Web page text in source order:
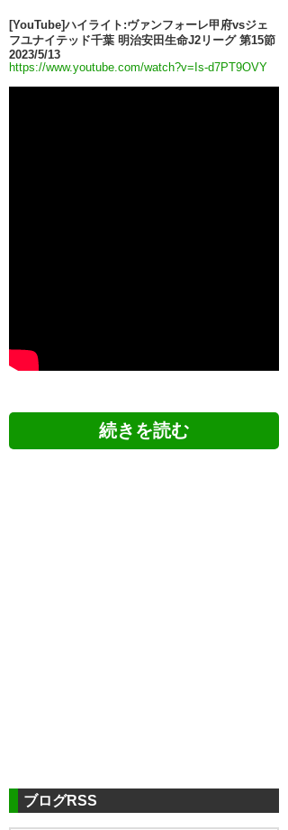
[YouTube]ハイライト:ヴァンフォーレ甲府vsジェ
フユナイテッド千葉 明治安田生命J2リーグ 第15節
2023/5/13
https://www.youtube.com/watch?v=Is-d7PT9OVY
— けいすけ⊿ (jen_itteyo)2023,
5月 13
ブログRSS